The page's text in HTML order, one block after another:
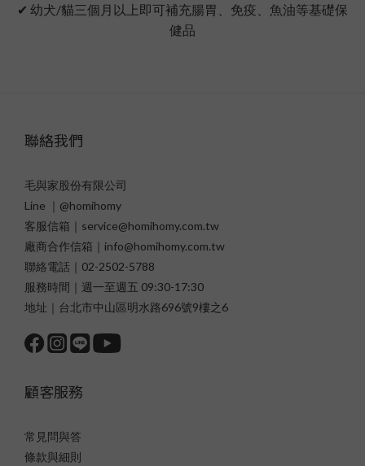
✔ 幼犬/貓三個月以上即可補充腸胃、免疫、魚油等基礎保
健品
聯絡我們
毛與家股份有限公司
Line ｜@homihomy
客服信箱｜service@homihomy.com.tw
廠商合作信箱｜info@homihomy.com.tw
聯絡電話｜02-2502-5788
服務時間｜週一至週五 09:30-17:30
地址｜台北市中山區明水路696號9樓之6
顧客服務
常見問與答
條款與細則